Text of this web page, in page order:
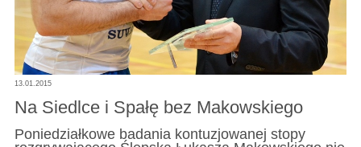
13.01.2015
Na Siedlce i Spałę bez Makowskiego
Poniedziałkowe badania kontuzjowanej stopy